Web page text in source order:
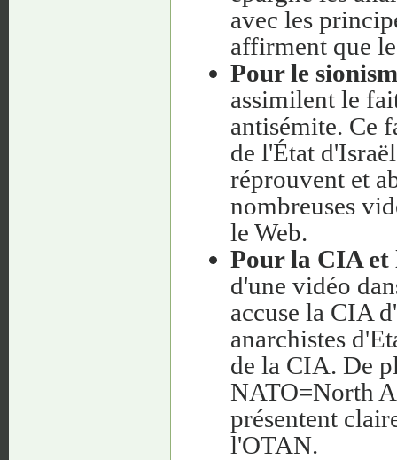
avec les
affirment que
Pour le
assimilent le
antisémite. Ce
de l'État
réprouvent et
nombreuses
le Web.
Pour la CIA
d'une vidéo
accuse la CIA
anarchistes
de la CIA. De
NATO=North
présentent
l'OTAN.